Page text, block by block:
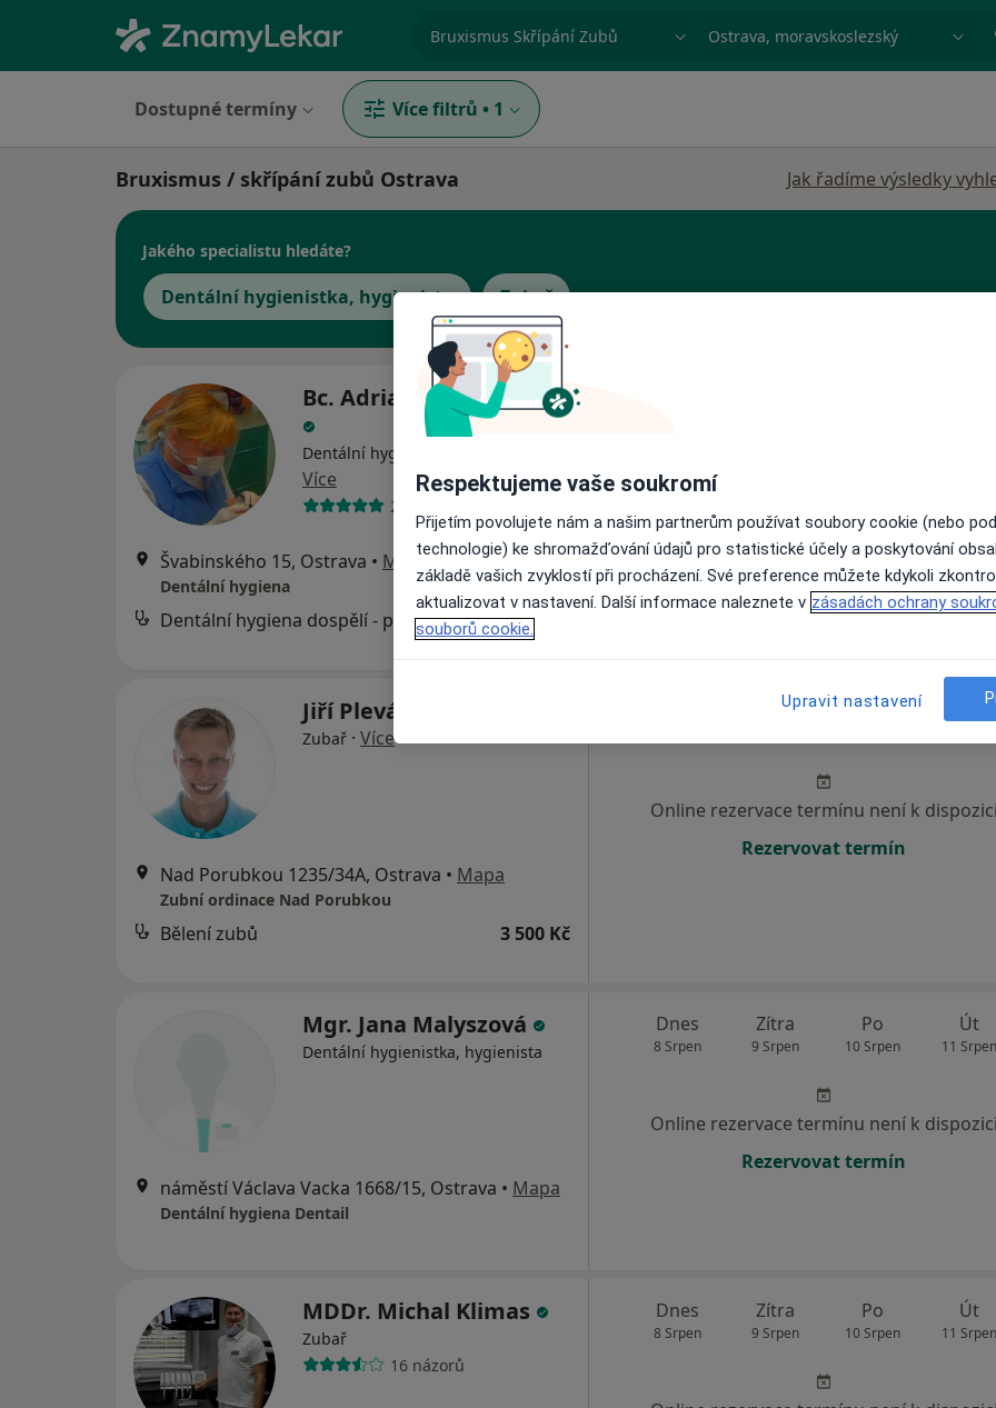
specializace, nemoc nebo příjmení
Dostupné termíny Více filtrů • 1
Bruxismus / skřípání zubů Ostrava Jak řadíme výsledky
Jakého specialistu hledáte?
Dentální hygienistka, hygienista Zubař
Bc. Adriana Adamovská
Dentální hygienistka, hygienista
Více
20 názorů
Švabinského 15, Ostrava • Mapa
Dentální hygiena
Dentální hygiena dospělí - první návštěva od 980 kč
Online rezervace termínu není k dispozici
Rezervovat termín
Jiří Plevák
Zubař · Více
Nad Porubkou 1235/34A, Ostrava • Mapa
Zubní ordinace Nad Porubkou
Bělení zubů 3 500 Kč
Zítra Po
Online rezervace termínu není k dispozici
Rezervovat termín
Mgr. Jana Malyszová
Dentální hygienistka, hygienista
náměstí Václava Vacka 1668/15, Ostrava • Mapa
Dentální hygiena Dentail
Dnes
8 Srpen
Zítra
9 Srpen
Po
10 Srpen
Út
11 Srpen
Online rezervace termínu není k dispozici
Rezervovat termín
MDDr. Michal Klimas
Zubař
16 názorů
Dnes
8 Srpen
Zítra
9 Srpen
Po
10 Srpen
Út
11 Srpen
Respektujeme vaše soukromí
Přijetím povolujete nám a našim partnerům používat soubory cookie (nebo
technologie) ke shromažďování údajů pro statistické účely a poskytování
základě vašich zvyklostí při procházení. Své preference můžete kdykoli
aktualizovat v nastavení. Další informace naleznete v zásadách ochrany
souborů cookie.
Upravit nastavení